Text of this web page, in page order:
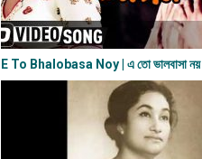
E To Bhalobasa Noy | এ তো ভালবাসা ন​য়